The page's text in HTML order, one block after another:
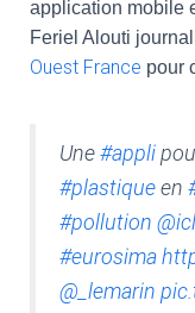
application mobile
Feriel Alouti
Ouest France pour
Une#appli
#plastiqueen
#pollution
#eurosima
@_lemarin